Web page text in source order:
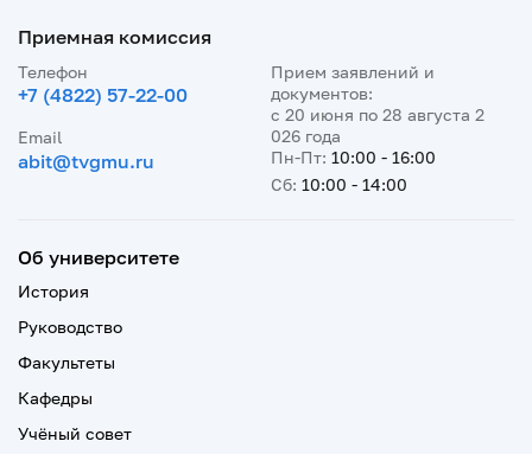
Приемная комиссия
Телефон
+7 (4822) 57-22-00
Email
abit@tvgmu.ru
Прием заявлений и
документов:
с 20 июня по 28 августа 2
026 года
Пн-Пт: 10:00 - 16:00
Сб: 10:00 - 14:00
Об университете
История
Руководство
Факультеты
Кафедры
Учёный совет